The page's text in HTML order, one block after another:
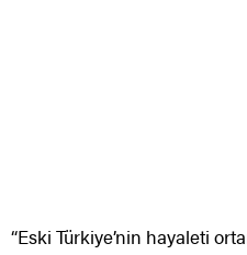
“Eski Türkiye’nin hayaleti